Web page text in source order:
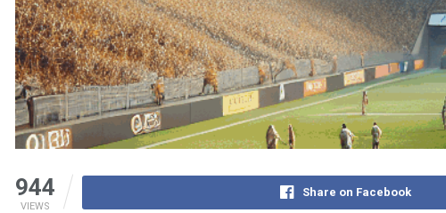
944
VIEWS
Share on Facebook